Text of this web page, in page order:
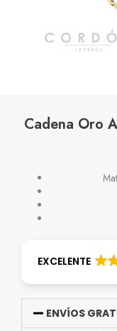
Cadena Oro
EXCELENTE
ENVÍOS